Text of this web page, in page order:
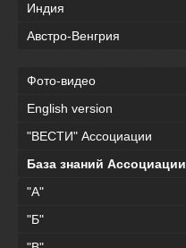
Индия
Австро-Венгрия
Фото-видео
English version
"ВЕСТИ" Ассоциации
База знаний Ассоциации
"А"
"Б"